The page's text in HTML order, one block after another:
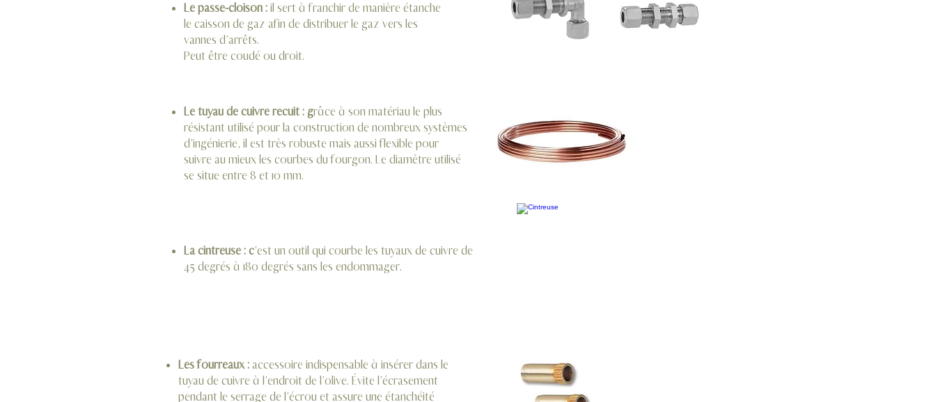
Le passe-cloison :il sert à franchir de manière étanche
le caisson de gaz afin de distribuer le gaz vers les
vannes d’arrêts.
Peut être coudé ou droit.
Le tuyau de cuivre recuit : grâce à son matériau le plus
résistant utilisé pour la construction de nombreux systèmes
d’ingénierie, il est très robuste mais aussi flexible pour
suivre au mieux les courbes du fourgon. Le diamètre utilisé
se situe entre 8 et 10 mm.
La cintreuse : c’est un outil qui courbe les tuyaux de cuivre de
45 degrés à 180 degrés sans les endommager.
Les fourreaux :accessoire indispensable à insérer dans le
tuyau de cuivre à l’endroit de l’olive. Évite l’écrasement
pendant le serrage de l’écrou et assure une étanchéité